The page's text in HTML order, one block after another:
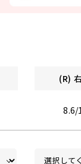
(R)
8.6/